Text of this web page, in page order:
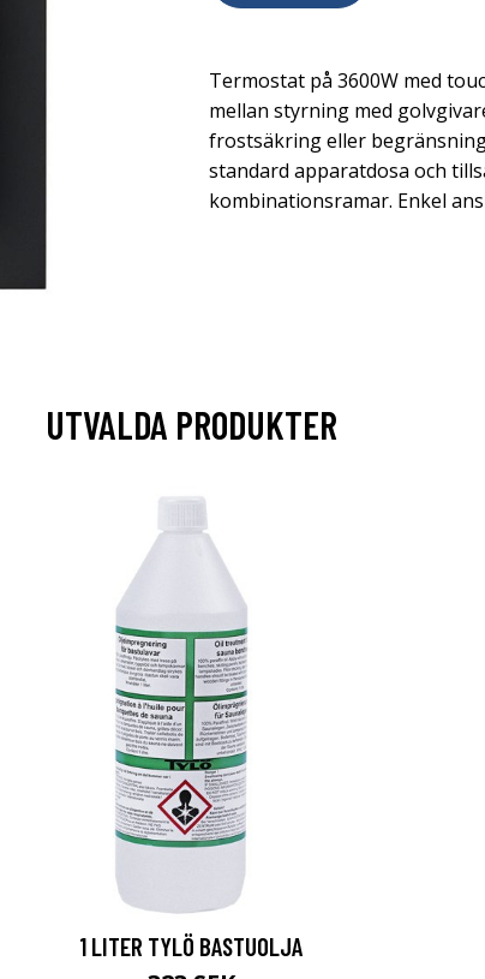
Termostat på 3600W med
mellan styrning med
frostsäkring eller
standard apparatdosa och
kombinationsramar. Enkel
UTVALDA PRODUKTER
1 LITER TYLÖ BASTUOLJA